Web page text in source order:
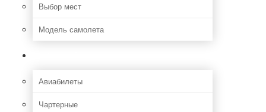
Выбор мест
Модель самолета
Авиабилеты
Чартерные